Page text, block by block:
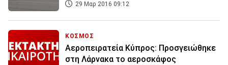
29 Μαρ 2016 09:12
ΚΟΣΜΟΣ
Αεροπειρατεία Κύπρος: Προσγειώθηκε
στη Λάρνακα το αεροσκάφος